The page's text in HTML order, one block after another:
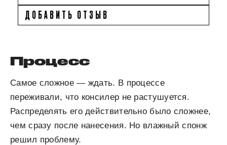
ДОБАВИТЬ ОТЗЫВ
Процесс
Самое сложное — ждать. В процессе
переживали, что консилер не растушуется.
Распределять его действительно было сложнее,
чем сразу после нанесения. Но влажный спонж
решил проблему.